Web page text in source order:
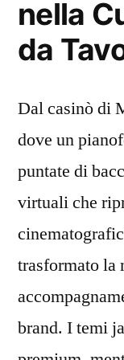
nella
da
Dal casinò di
dove un
puntate di
virtuali che
trasformato la
brand. I temi